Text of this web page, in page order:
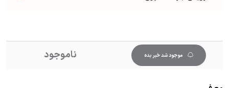
ناموجود موجود شد خبر بده